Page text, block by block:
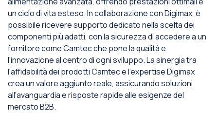
un ciclo di vita esteso. In collaborazione con Digimax, è
possibile ricevere supporto dedicato nella scelta dei
componenti più adatti, con la sicurezza di accedere a un
fornitore come Camtec che pone la qualità e
l'innovazione al centro di ogni sviluppo. La sinergia tra
l'affidabilità dei prodotti Camtec e l'expertise Digimax
crea un valore aggiunto reale, assicurando soluzioni
all'avanguardia e risposte rapide alle esigenze del
mercato B2B.